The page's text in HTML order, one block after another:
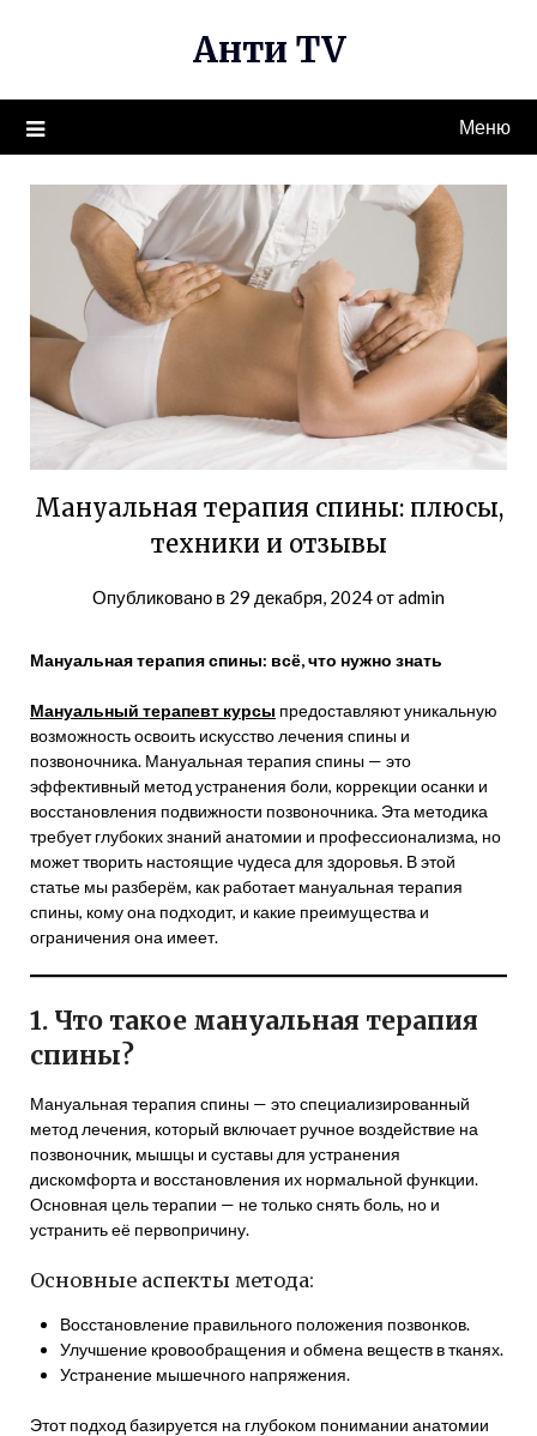
Анти TV
Меню
Мануальная терапия спины: плюсы,
техники и отзывы
Опубликовано в 29 декабря, 2024отadmin
Мануальная терапия спины: всё, что нужно знать
Мануальный терапевт курсы предоставляют уникальную
возможность освоить искусство лечения спины и
позвоночника. Мануальная терапия спины — это
эффективный метод устранения боли, коррекции осанки и
восстановления подвижности позвоночника. Эта методика
требует глубоких знаний анатомии и профессионализма, но
может творить настоящие чудеса для здоровья. В этой
статье мы разберём, как работает мануальная терапия
спины, кому она подходит, и какие преимущества и
ограничения она имеет.
1. Что такое мануальная терапия
спины?
Мануальная терапия спины — это специализированный
метод лечения, который включает ручное воздействие на
позвоночник, мышцы и суставы для устранения
дискомфорта и восстановления их нормальной функции.
Основная цель терапии — не только снять боль, но и
устранить её первопричину.
Основные аспекты метода:
Восстановление правильного положения позвонков.
Улучшение кровообращения и обмена веществ в тканях.
Устранение мышечного напряжения.
Этот подход базируется на глубоком понимании анатомии